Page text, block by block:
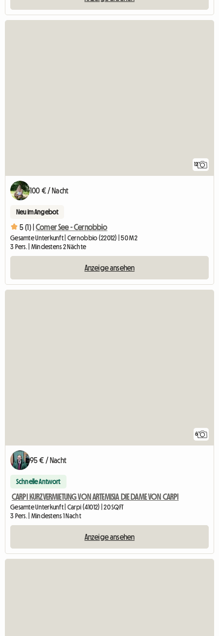
12
100 € / Nacht
Neu im Angebot
5 (1) | Comer See - Cernobbio
Gesamte Unterkunft | Cernobbio (22012) | 50 M2
3 Pers. | Mindestens 2 Nächte
Anzeige ansehen
6
95 € / Nacht
Schnelle Antwort
CARPI KURZVERMIETUNG VON ARTEMISIA DIE DAME VON CARPI
Gesamte Unterkunft | Carpi (41012) | 20 SQFT
3 Pers. | Mindestens 1 Nacht
Anzeige ansehen